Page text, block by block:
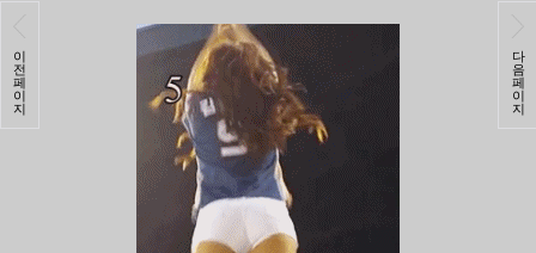
이
전
페
이
지
다
음
페
이
지